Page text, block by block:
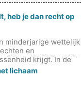
heb je dan recht op
minderjarige wettelijk
en
krijgt. In de
lichaam